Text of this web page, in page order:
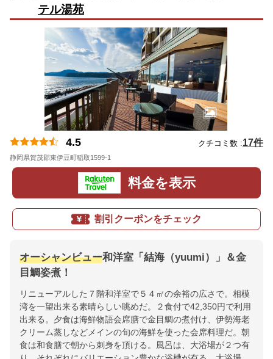
テル湯苑
4.5 クチコミ数 :17件
静岡県賀茂郡東伊豆町稲取1599-1
料金を表示
割引クーポンをチェック
オーシャンビュー和洋室「結海（yuumi）」＆金
目鯛姿煮！
リニューアルした７階和洋室で５４㎡の余裕の広さで。相模
湾を一望出来る素晴らしい眺めだ。２食付で42,350円で利用
出来る。夕食は海鮮物語会席膳で金目鯛の煮付け、伊勢海老
クリーム蒸しなどメインの旬の海鮮を使った会席料理だ。朝
食は和食膳で朝から刺身を頂ける。風呂は、大浴場が２つ有